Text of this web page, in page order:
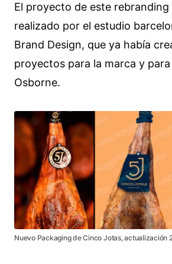
El proyecto de este rebranding
realizado por el estudio
Brand Design, que ya había
proyectos para la marca y para
Osborne.
Nuevo Packaging de Cinco Jotas, actualización